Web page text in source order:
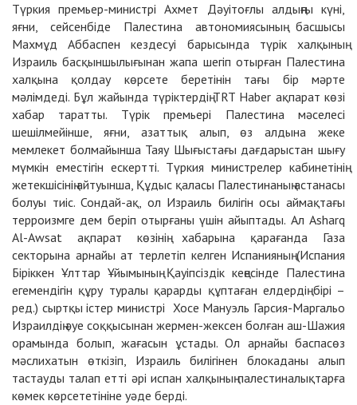
Түркия премьер-министрі Ахмет Дәуітоғлы алдыңғы күні,
яғни, сейсенбіде Палестина автономиясының басшысы
Махмұд Аббаспен кездесуі барысында түрік халқының
Израиль басқыншылығынан жапа шегіп отырған Палестина
халқына қолдау көрсете беретінін тағы бір мәрте
мәлімдеді. Бұл жайында түріктердіңTRT Haber ақпарат көзі
хабар таратты. Түрік премьері Палестина мәселесі
шешілмейінше, яғни, азаттық алып, өз алдына жеке
мемлекет болмайынша Таяу Шығыстағы дағдарыстан шығу
мүмкін еместігін ескертті. Түркия министрелер кабинетінің
жетекшісінің айтуынша, Құдыс қаласы Палестинаның астанасы
болуы тиіс. Сондай-ақ, ол Израиль билігін осы аймақтағы
терроизмге дем беріп отырғаны үшін айыптады. Ал Asharq
Al-Awsat ақпарат көзінің хабарына қарағанда Газа
секторына арнайы ат терлетіп келген Испанияның (Испания
Біріккен Ұлттар Ұйымының Қауіпсіздік кеңесінде Палестина
егемендігін құру туралы қарарды құптаған елдердің бірі –
ред.) сыртқы істер министрі Хосе Мануэль Гарсия-Маргальо
Израилдің әуе соққысынан жермен-жексен болған аш-Шажия
орамында болып, жағасын ұстады. Ол арнайы баспасөз
мәслихатын өткізіп, Израиль билігінен блокаданы алып
тастауды талап етті әрі испан халқының палестиналықтарға
көмек көрсететініне уәде берді.